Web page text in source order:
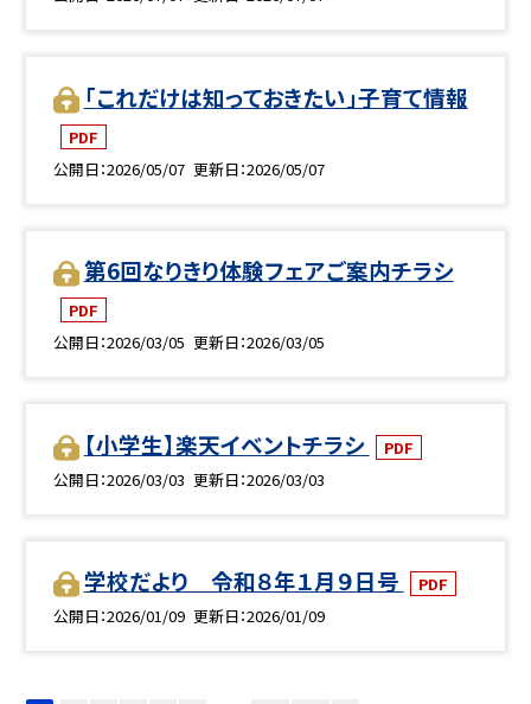
「これだけは知っておきたい」子育て情報
PDF
公開日 2026/05/07 更新日 2026/05/07
第6回なりきり体験フェアご案内チラシ
PDF
公開日 2026/03/05 更新日 2026/03/05
【小学生】楽天イベントチラシ
PDF
公開日 2026/03/03 更新日 2026/03/03
学校だより 令和８年１月９日号
PDF
公開日 2026/01/09 更新日 2026/01/09